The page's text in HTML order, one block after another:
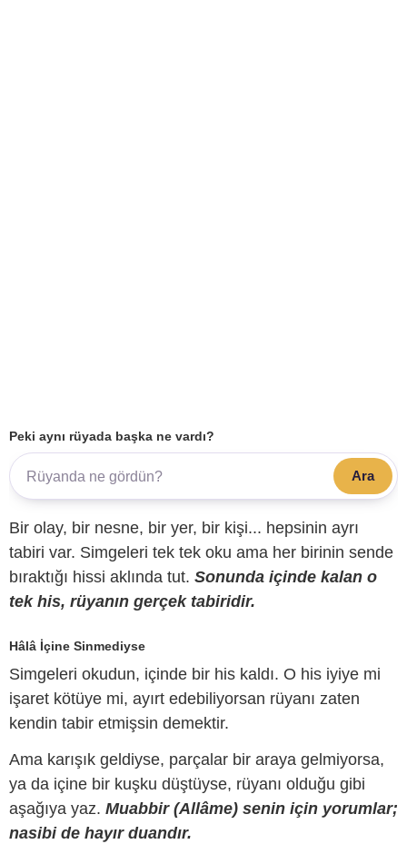
Peki aynı rüyada başka ne vardı?
Ara
Bir olay, bir nesne, bir yer, bir kişi... hepsinin ayrı
tabiri var. Simgeleri tek tek oku ama her birinin sende
bıraktığı hissi aklında tut. Sonunda içinde kalan o
tek his, rüyanın gerçek tabiridir.
Hâlâ İçine Sinmediyse
Simgeleri okudun, içinde bir his kaldı. O his iyiye mi
işaret kötüye mi, ayırt edebiliyorsan rüyanı zaten
kendin tabir etmişsin demektir.
Ama karışık geldiyse, parçalar bir araya gelmiyorsa,
ya da içine bir kuşku düştüyse, rüyanı olduğu gibi
aşağıya yaz. Muabbir (Allâme) senin için yorumlar;
nasibi de hayır duandır.